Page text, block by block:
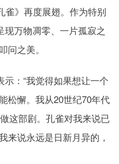
雀》再度展翅。作为特别
现万物凋零、一片孤寂之
问之美。
示：“我觉得如果想让一个
松懈。我从20世纪70年代
这部剧。孔雀对我来说已
来说永远是日新月异的，